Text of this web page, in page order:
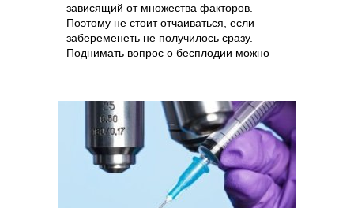
зависящий от множества факторов.
Поэтому не стоит отчаиваться, если
забеременеть не получилось сразу.
Поднимать вопрос о бесплодии можно